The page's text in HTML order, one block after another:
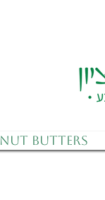
Nut Butters